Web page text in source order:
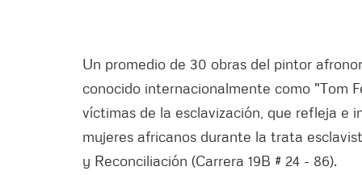
Un promedio de 30 obras del pintor
conocido internacionalmente como "Tom
víctimas de la esclavización, que refleja e
mujeres africanos durante la trata
y Reconciliación (Carrera 19B # 24 - 86).